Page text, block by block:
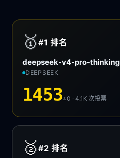
🥇 #1排名
deepseek-v4-pro-thinking
DEEPSEEK
1453±0 · 4.1K次投票
🥈 #2排名